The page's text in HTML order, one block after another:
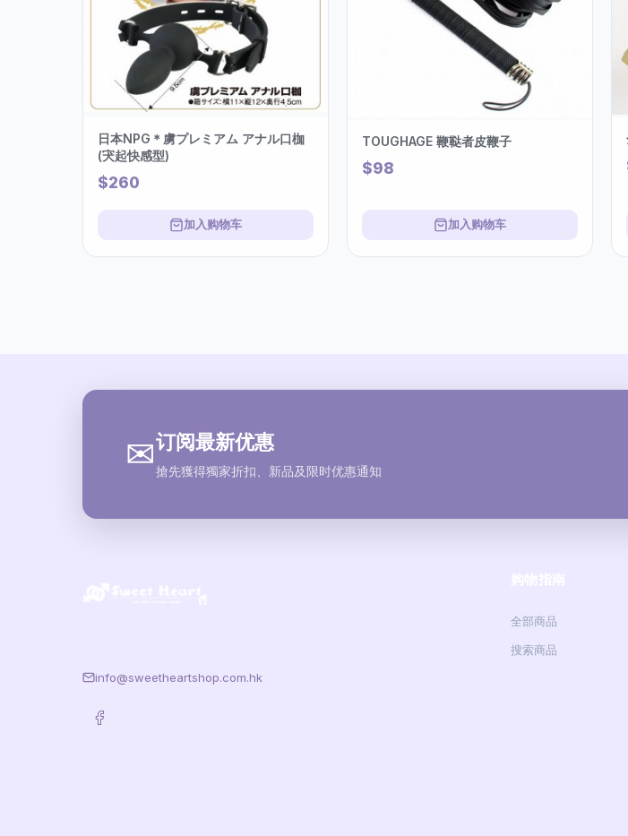
日本NPG＊虜プレミアム アナル口枷
(宊起快感型)
$260
加入购物车
TOUGHAGE 鞭鞑者皮鞭子
$98
加入购物车
✉订阅最新优惠
搶先獲得獨家折扣、新品及限时优惠通知
info@sweetheartshop.com.hk
全部商品
搜索商品